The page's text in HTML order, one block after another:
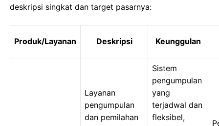
deskripsi singkat dan target pasarnya:
Produk/Layanan Deskripsi Keunggulan
Layanan
pengumpulan
dan pemilahan
Sistem
pengumpulan
yang
terjadwal dan
fleksibel,